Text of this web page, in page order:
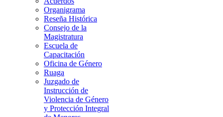
Organigrama
Reseña Histórica
Consejo de la
Magistratura
Escuela de
Capacitación
Oficina de Género
Ruaga
Juzgado de
Instrucción de
Violencia de Género
y Protección Integral